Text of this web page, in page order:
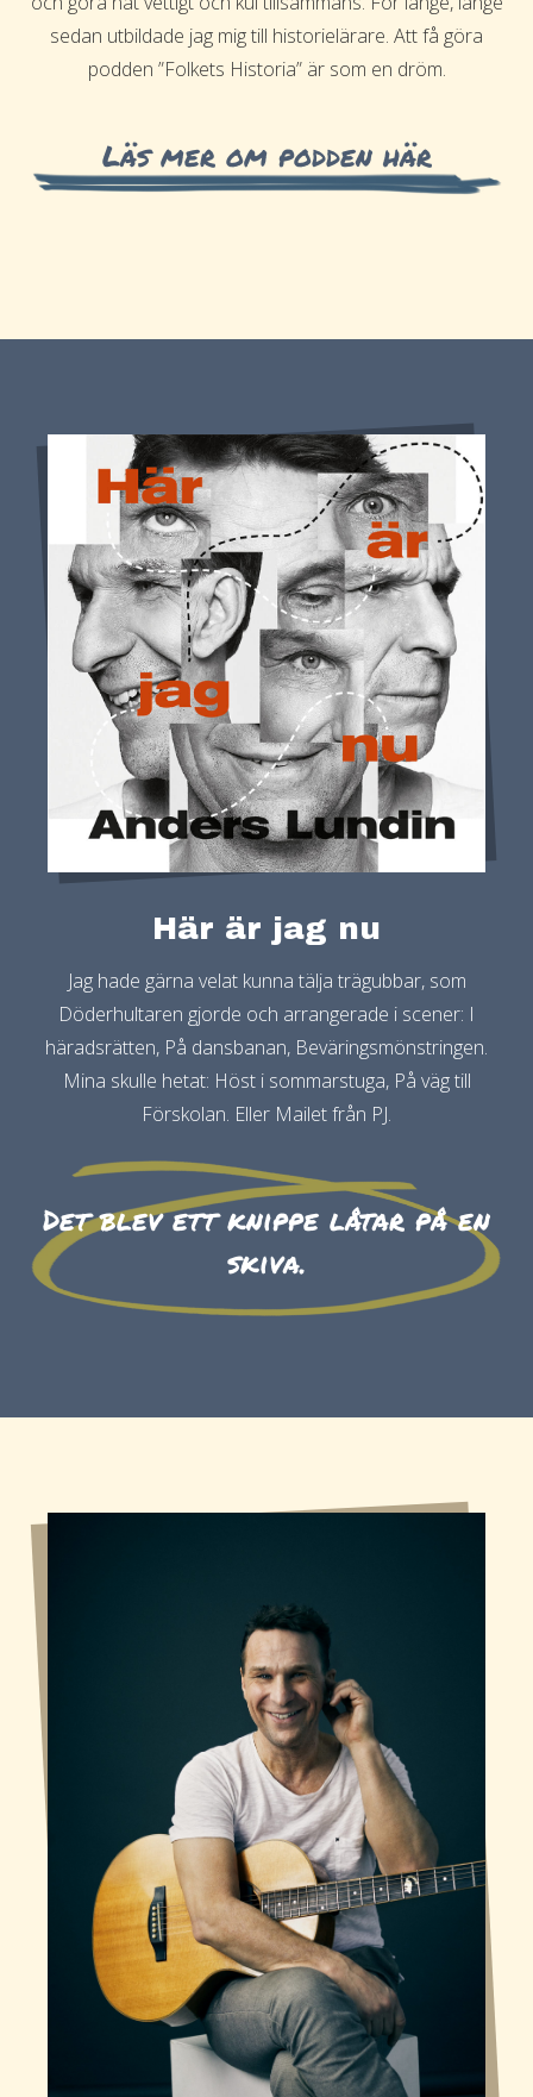
sedan utbildade jag mig till historielärare. Att få göra
podden ”Folkets Historia” är som en dröm.
Läs mer om podden här
Här är jag nu
Jag hade gärna velat kunna tälja trägubbar, som
Döderhultaren gjorde och arrangerade i scener: I
häradsrätten, På dansbanan, Beväringsmönstringen.
Mina skulle hetat: Höst i sommarstuga, På väg till
Förskolan. Eller Mailet från PJ.
Det blev ett knippe låtar på en
skiva.